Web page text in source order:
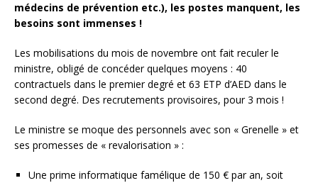
médecins de prévention etc.), les postes manquent, les
besoins sont immenses !
Les mobilisations du mois de novembre ont fait reculer le
ministre, obligé de concéder quelques moyens : 40
contractuels dans le premier degré et 63 ETP d’AED dans le
second degré. Des recrutements provisoires, pour 3 mois !
Le ministre se moque des personnels avec son « Grenelle » et
ses promesses de « revalorisation » :
Une prime informatique famélique de 150 € par an, soit